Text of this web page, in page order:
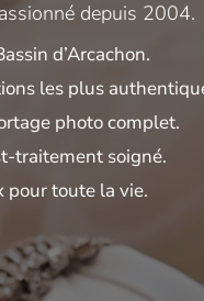
depuis 2004.
d’Arcachon.
les plus
photo complet.
traitement soigné.
pour toute la vie.